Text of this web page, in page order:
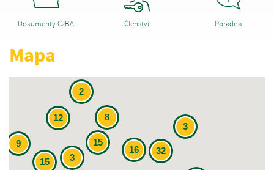
Dokumenty CzBA Členství Poradna
Mapa
32
15
8
15
16
12
9
3
3
2